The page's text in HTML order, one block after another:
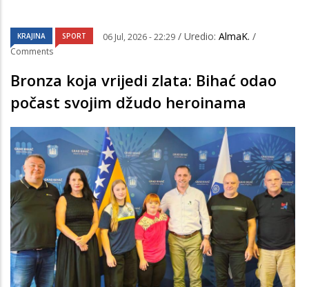
KRAJINA SPORT 06 Jul, 2026 - 22:29 / Uredio: AlmaK. /
Comments
Bronza koja vrijedi zlata: Bihać odao
počast svojim džudo heroinama